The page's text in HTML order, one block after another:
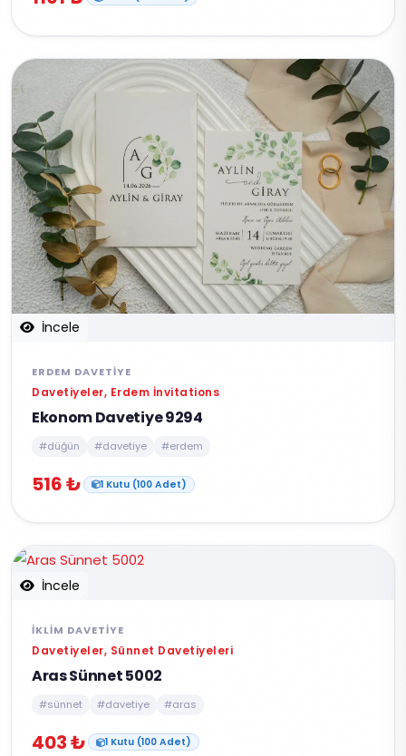
İncele
ERDEM DAVETIYE
Davetiyeler, Erdem İnvitations
Ekonom Davetiye 9294
#düğün #davetiye #erdem
516 ₺ 1 Kutu (100 Adet)
İncele
İKLIM DAVETIYE
Davetiyeler, Sünnet Davetiyeleri
Aras Sünnet 5002
#sünnet #davetiye #aras
403 ₺ 1 Kutu (100 Adet)